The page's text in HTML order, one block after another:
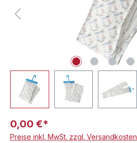
0,00 €*
Preise inkl. MwSt. zzgl. Versandkosten